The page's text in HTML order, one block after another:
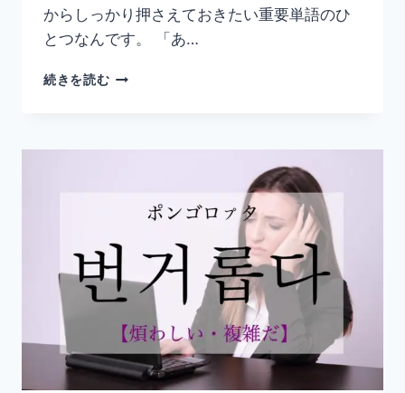
からしっかり押さえておきたい重要単語のひ
とつなんです。 「あ…
続きを読む韓
다」
使
い
方
｜
若
い
【活
用